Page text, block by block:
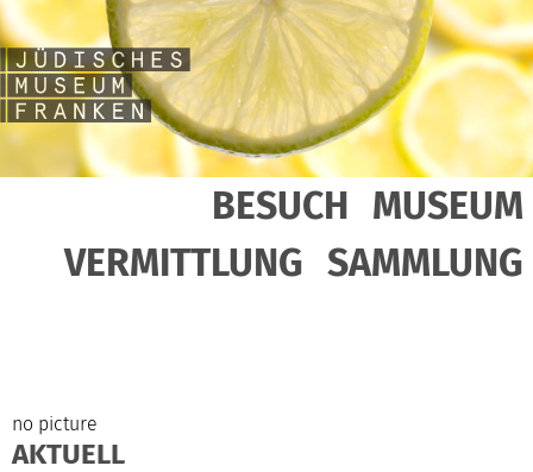
BESUCH MUSEUM
VERMITTLUNG SAMMLUNG
no picture
AKTUELL